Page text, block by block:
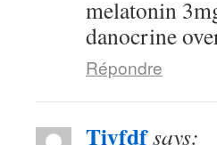
melatonin
danocrine
Répondre
Tiyfdfsays: